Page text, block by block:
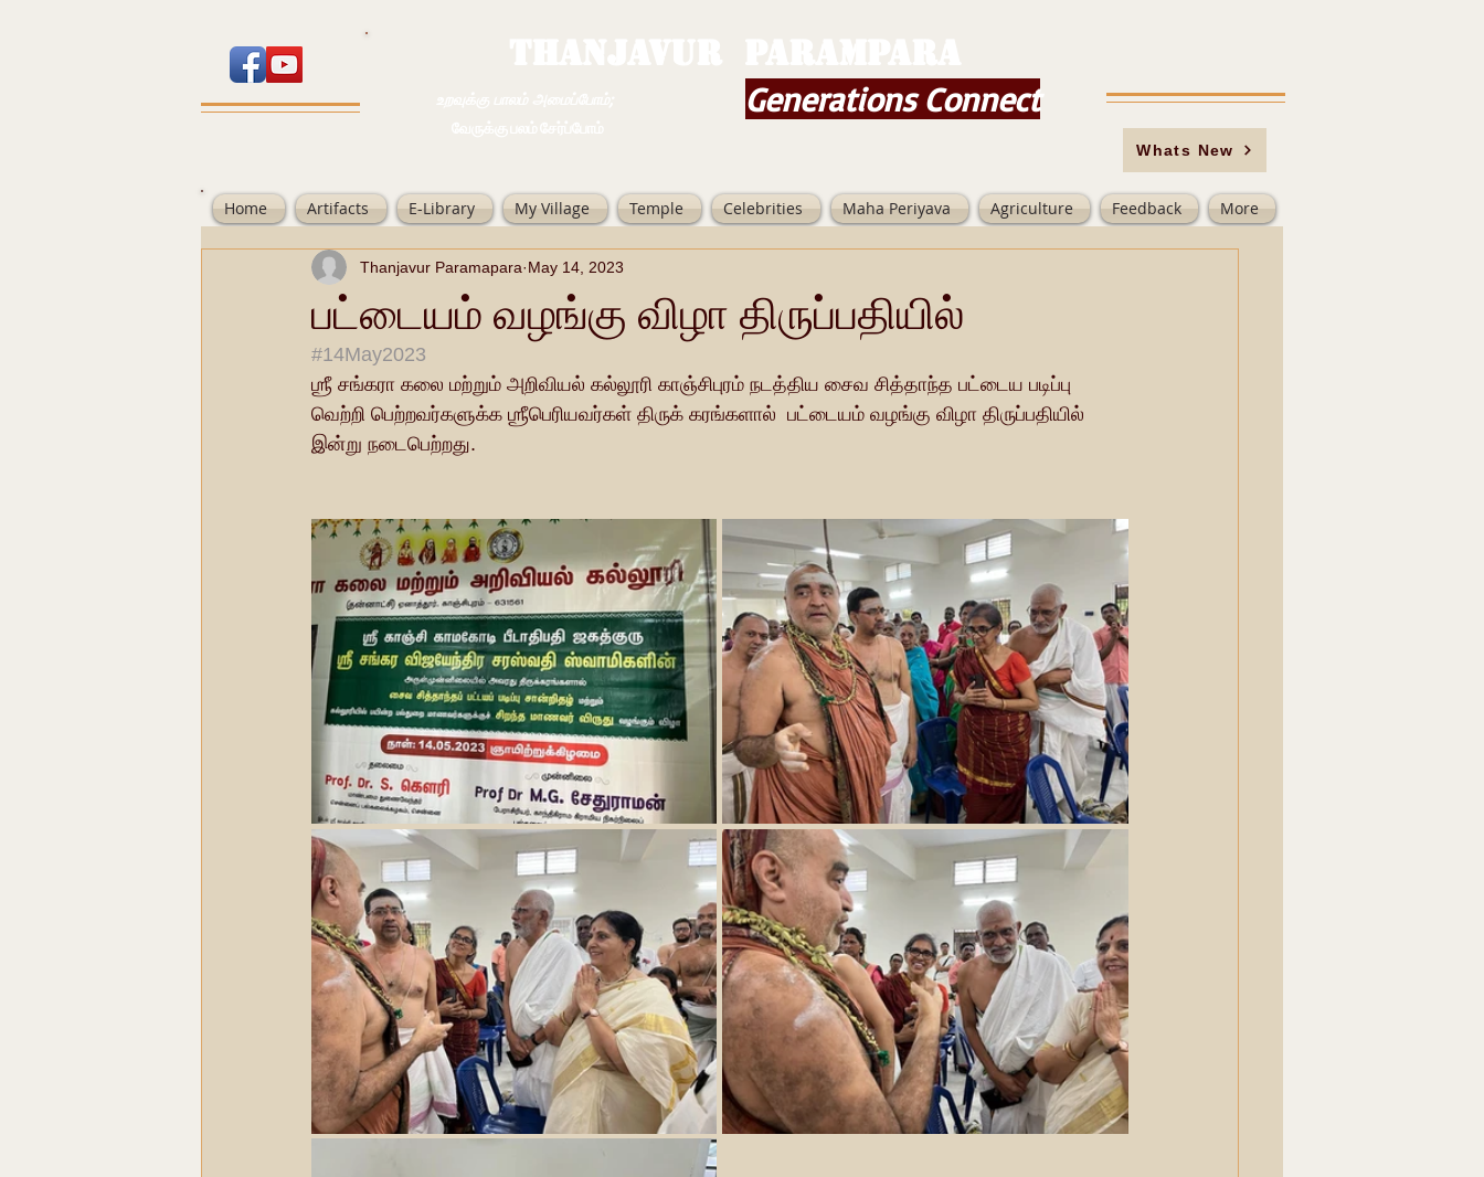
Generations Connect
Whats New
Home Artifacts E-Library My Village Temple Celebrities Maha Periyava Agriculture Feedback More
பட்டையம் வழங்கு விழா திருப்பதியில்
Thanjavur Paramapara May 14, 2023
#14May2023
ஶ்ரீ சங்கரா கலை மற்றும் அறிவியல் கல்லூரி காஞ்சிபுரம் நடத்திய சைவ சித்தாந்த பட்டைய படிப்பு
வெற்றி பெற்றவர்களுக்க ஶ்ரீபெரியவர்கள் திருக் கரங்களால்  பட்டையம் வழங்கு விழா திருப்பதியில்
இன்று நடைபெற்றது.